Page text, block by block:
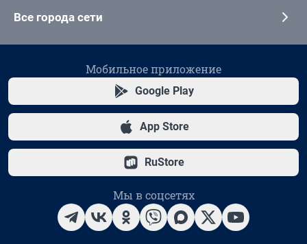
Все города сети
Мобильное приложение
Google Play
App Store
RuStore
Мы в соцсетях